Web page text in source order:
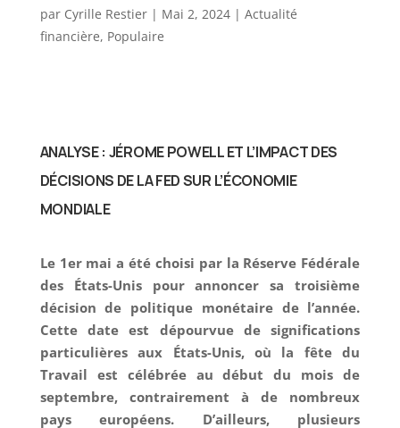
par Cyrille Restier| Mai 2, 2024| Actualité
financière, Populaire
ANALYSE : JÉROME POWELL ET L’IMPACT DES
DÉCISIONS DE LA FED SUR L’ÉCONOMIE
MONDIALE
Le 1er mai a été choisi par la Réserve Fédérale
des États-Unis pour annoncer sa troisième
décision de politique monétaire de l’année.
Cette date est dépourvue de significations
particulières aux États-Unis, où la fête du
Travail est célébrée au début du mois de
septembre, contrairement à de nombreux
pays européens. D’ailleurs, plusieurs